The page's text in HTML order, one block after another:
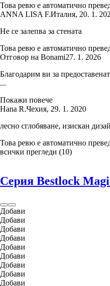
Това ревю е автоматично
ANNA LISA F.Италия, 20. 1.
Не се залепва за стената
Това ревю е автоматично
Отговор на Bonami27. 1. 2026
Благодарим ви за
...
Покажи повече
Hana R.Чехия, 29. 1. 2020
лесно сглобяване, изискан
Това ревю е автоматично
всички прегледи (10)
Серия Bestlock
Добави
Добави
Добави
Добави
Добави
Добави
Добави
Добави
Добави